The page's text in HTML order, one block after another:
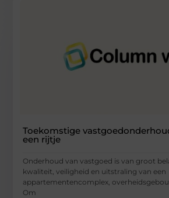
Toekomstige
een rijtje
Onderhoud van vastgoed is van groot
kwaliteit, veiligheid en uitstraling van een
appartementencomplex,
Om